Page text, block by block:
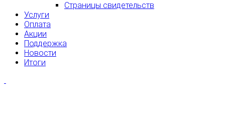
Страницы свидетельств
Услуги
Оплата
Акции
Поддержка
Новости
Итоги